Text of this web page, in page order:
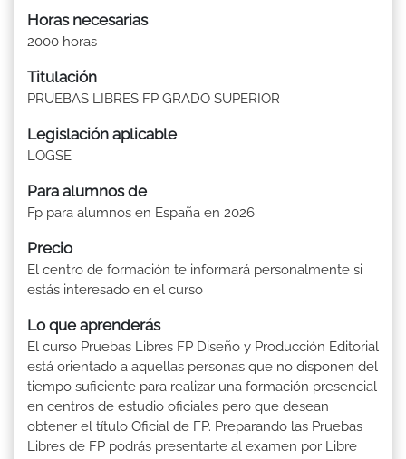
Horas necesarias
2000 horas
Titulación
PRUEBAS LIBRES FP GRADO SUPERIOR
Legislación aplicable
LOGSE
Para alumnos de
Fp para alumnos en España en 2026
Precio
El centro de formación te informará personalmente si
estás interesado en el curso
Lo que aprenderás
El curso Pruebas Libres FP Diseño y Producción Editorial
está orientado a aquellas personas que no disponen del
tiempo suficiente para realizar una formación presencial
en centros de estudio oficiales pero que desean
obtener el título Oficial de FP. Preparando las Pruebas
Libres de FP podrás presentarte al examen por Libre